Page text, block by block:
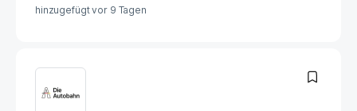
hinzugefügt vor 9 Tagen